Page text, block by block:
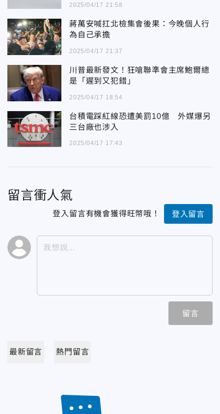
2025/04/17 21:58
蔣萬安喊扛北檢集會後果：今晚個人行
為自己承擔
2025/04/17 21:37
川普最新發文！狂嗆聯準會主席鮑爾總
是「遲到又犯錯」
2025/04/17 18:54
台積電踩紅線恐遭美罰10億 外媒爆另
三台廠也涉入
2025/04/17 17:43
留言衝人氣
登入留言有機會獲得旺幣哦！ 登入留言
留言
最新留言 熱門留言